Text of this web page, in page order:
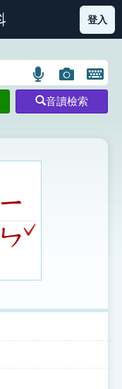
部首索引表圖示
登入
語
言
搜
示
圖
片
搜
開
鍵
圖
音讀檢索
ㄧ
ㄣ ˇ